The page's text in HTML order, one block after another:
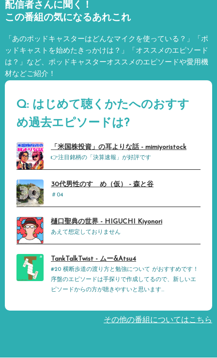
配信者さんに聞く！
この番組の気になるあれこれ
「あのポッドキャスターはどんなマイクを使っている？」「ポ
ッドキャストを始めたきっかけは？」「オススメのエピソード
は？」など、 ポッドキャスターオススメのエピソードや愛用機
材などご紹介！
Q: はじめて聴くかたへのおすす
め過去エピソードは?
「米国株投資」の耳よりな話 - mimiyoristock
👉注目銘柄の「決算速報」が好評です
30代男性のすゝめ（仮） - 森と谷
＃04
樋口聖典の世界 - HIGUCHI Kiyonori
あえて想定しておりません
TankTalkTwist - ムー&Atsu4
#20 横断歩道の渡り方と勉強について がおすすめです！
序盤のエピソードは手探りで作成してるので、新しいエ
ピソードからの方が聴きやすいと思います...
その他の番組についてはこちら